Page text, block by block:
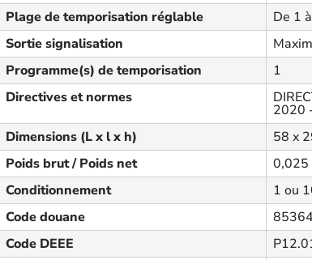
Plage de temporisation réglable
De 1
Sortie signalisation
Programme(s) de temporisation
1
Directives et normes
2020
Dimensions (L x l x h)
58 x
Poids brut / Poids net
0,025
Conditionnement
1 ou
Code douane
Code DEEE